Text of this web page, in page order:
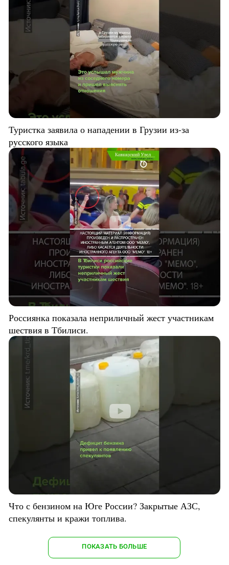
Туристка заявила о нападении в Грузии из-за
русского языка
Россиянка показала неприличный жест участникам
шествия в Тбилиси.
Что с бензином на Юге России? Закрытые АЗС,
спекулянты и кражи топлива.
ПОКАЗАТЬ БОЛЬШЕ